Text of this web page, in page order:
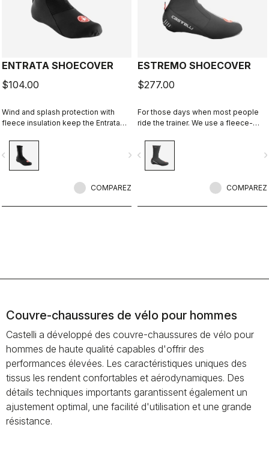
ENTRATA SHOECOVER
$104.00
Wind and splash protection with
fleece insulation keep the Entrata
warm.
navigate_next
COMPAREZ
ESTREMO SHOECOVER
$277.00
For those days when most people
ride the trainer. We use a fleece-
WINDSTOPPER® outer layer with a
full Polartec® Power Stretch® inner
layer to make our warmest bootie
navigate_before
COMPAREZ
Couvre-chaussures de vélo pour hommes
Castelli a développé des couvre-chaussures de vélo pour
hommes de haute qualité capables d'offrir des
performances élevées. Les caractéristiques uniques des
tissus les rendent confortables et aérodynamiques. Des
détails techniques importants garantissent également un
ajustement optimal, une facilité d'utilisation et une grande
résistance.